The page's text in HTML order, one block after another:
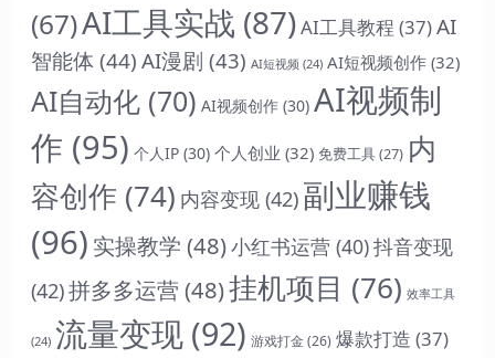
(67)AI工具实战 (87)AI工具教程 (37)AI
智能体 (44) AI漫剧 (43) AI短视频 (24) AI短视频创作 (32)
AI自动化 (70) AI视频创作 (30) AI视频制
作 (95) 个人IP (30) 个人创业 (32) 免费工具(27) 内
容创作 (74) 内容变现 (42) 副业赚钱
(96) 实操教学 (48)小红书运营 (40)抖音变现
(42)拼多多运营 (48)挂机项目 (76) 效率工具
(24) 流量变现 (92) 游戏打金(26) 爆款打造 (37)